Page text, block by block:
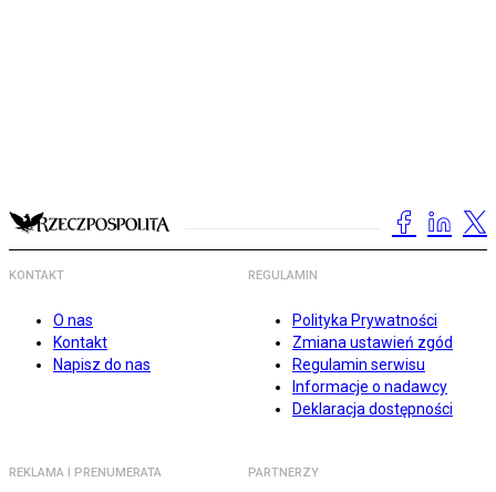
KONTAKT
O nas
Kontakt
Napisz do nas
REGULAMIN
Polityka Prywatności
Zmiana ustawień zgód
Regulamin serwisu
Informacje o nadawcy
Deklaracja dostępności
REKLAMA I PRENUMERATA PARTNERZY